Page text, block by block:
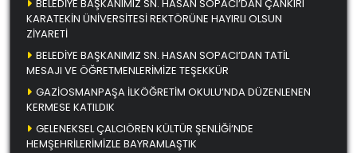
BELEDİYE BAŞKANIMIZ SN. HASAN SOPACI’DAN ÇANKIRI
KARATEKİN ÜNİVERSİTESİ REKTÖRÜNE HAYIRLI OLSUN
ZİYARETİ
BELEDİYE BAŞKANIMIZ SN. HASAN SOPACI’DAN TATİL
MESAJI VE ÖĞRETMENLERİMİZE TEŞEKKÜR
GAZİOSMANPAŞA İLKÖĞRETİM OKULU’NDA DÜZENLENEN
KERMESE KATILDIK
GELENEKSEL ÇALCIÖREN KÜLTÜR ŞENLİĞİ’NDE
HEMŞEHRİLERİMİZLE BAYRAMLAŞTIK